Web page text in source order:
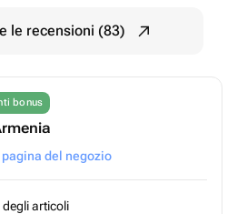
le recensioni (83)
bonus
del negozio
articoli